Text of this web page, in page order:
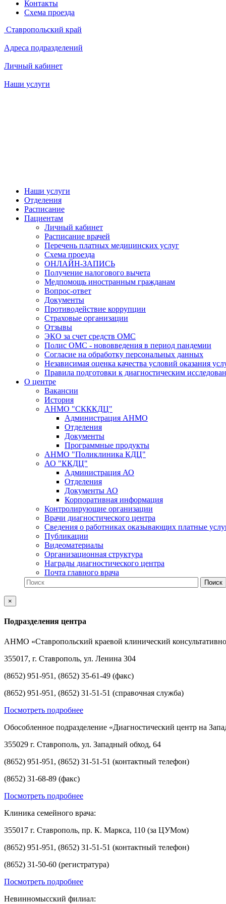
Контакты
Схема проезда
Ставропольский край
Адреса подразделений
Личный кабинет
Наши услуги
Наши услуги
Отделения
Расписание
Пациентам
Личный кабинет
Расписание врачей
Перечень платных медицинских услуг
Схема проезда
ОНЛАЙН-ЗАПИСЬ
Получение налогового вычета
Медпомощь иностранным гражданам
Вопрос-ответ
Документы
Противодействие коррупции
Страховые организации
Отзывы
ЭКО за счет средств ОМС
Полис ОМС - нововведения в период пандемии
Согласие на обработку персональных данных
Независимая оценка качества условий оказания
Правила подготовки к диагностическим
О центре
Вакансии
История
АНМО "СКККДЦ"
Администрация АНМО
Отделения
Документы
Программные продукты
АНМО "Поликлиника КДЦ"
АО "ККДЦ"
Администрация АО
Отделения
Документы АО
Корпоративная информация
Контролирующие организации
Врачи диагностического центра
Сведения о работниках оказывающих платные
Публикации
Видеоматериалы
Организационная структура
Награды диагностического центра
Почта главного врача
×
Подразделения центра
АНМО «Ставропольский краевой клинический
355017, г. Ставрополь, ул. Ленина 304
(8652) 951-951, (8652) 35-61-49 (факс)
(8652) 951-951, (8652) 31-51-51 (справочная служба)
Посмотреть подробнее
Обособленное подразделение «Диагностический центр на
355029 г. Ставрополь, ул. Западный обход, 64
(8652) 951-951, (8652) 31-51-51 (контактный телефон)
(8652) 31-68-89 (факс)
Посмотреть подробнее
Клиника семейного врача:
355017 г. Ставрополь, пр. К. Маркса, 110 (за ЦУМом)
(8652) 951-951, (8652) 31-51-51 (контактный телефон)
(8652) 31-50-60 (регистратура)
Посмотреть подробнее
Невинномысский филиал: